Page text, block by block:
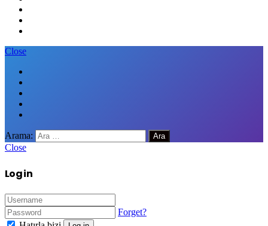
Close
Arama:
Close
Log in
Forget?